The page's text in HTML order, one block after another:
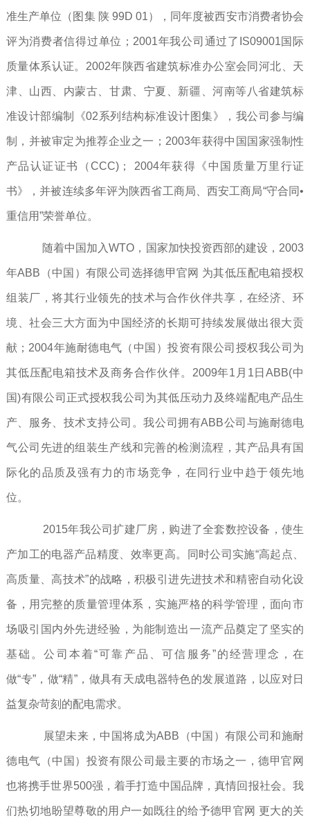
准生产单位（图集 陕 99D 01），同年度被西安市消费者协会
评为消费者信得过单位；2001年我公司通过了IS09001国际
质量体系认证。2002年陕西省建筑标准办公室会同河北、天
津、山西、内蒙古、甘肃、宁夏、新疆、河南等八省建筑标
准设计部编制《02系列结构标准设计图集》，我公司参与编
制，并被审定为推荐企业之一；2003年获得中国国家强制性
产品认证证书（CCC)； 2004年获得《中国质量万里行证
书》，并被连续多年评为陕西省工商局、西安工商局“守合同•
重信用”荣誉单位。
随着中国加入WTO，国家加快投资西部的建设，2003
年ABB（中国）有限公司选择德甲官网 为其低压配电箱授权
组装厂，将其行业领先的技术与合作伙伴共享，在经济、环
境、社会三大方面为中国经济的长期可持续发展做出很大贡
献；2004年施耐德电气（中国）投资有限公司授权我公司为
其低压配电箱技术及商务合作伙伴。2009年1月1日ABB(中
国)有限公司正式授权我公司为其低压动力及终端配电产品生
产、服务、技术支持公司。我公司拥有ABB公司与施耐德电
气公司先进的组装生产线和完善的检测流程，其产品具有国
际化的品质及强有力的市场竞争，在同行业中趋于领先地
位。
2015年我公司扩建厂房，购进了全套数控设备，使生
产加工的电器产品精度、效率更高。同时公司实施“高起点、
高质量、高技术”的战略，积极引进先进技术和精密自动化设
备，用完整的质量管理体系，实施严格的科学管理，面向市
场吸引国内外先进经验，为能制造出一流产品奠定了坚实的
基础。公司本着“可靠产品、可信服务”的经营理念，在
做“专”，做“精”，做具有天成电器特色的发展道路，以应对日
益复杂苛刻的配电需求。
展望未来，中国将成为ABB（中国）有限公司和施耐
德电气（中国）投资有限公司最主要的市场之一，德甲官网
也将携手世界500强，着手打造中国品牌，真情回报社会。我
们热切地盼望尊敬的用户一如既往的给予德甲官网 更大的关